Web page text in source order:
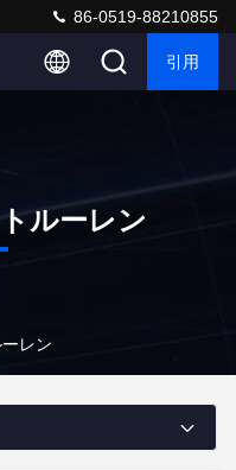
86-0519-88210855
引用
ルーレン
レン